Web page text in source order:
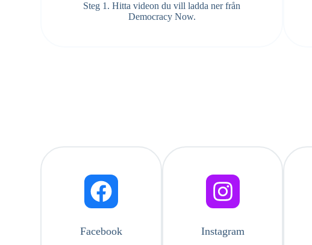
Steg 1. Hitta videon du vill ladda ner från
Democracy Now.
Facebook Instagram